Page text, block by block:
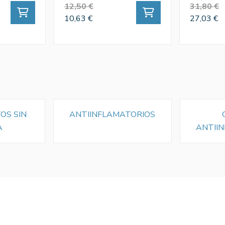
12,50 €
10,63 €
31,80 €
27,03 €
SIN
ANTIINFLAMATORIOS